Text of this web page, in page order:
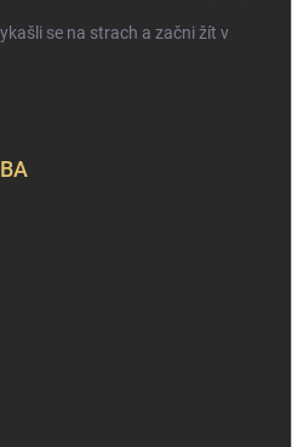
se na strach a začni žít v